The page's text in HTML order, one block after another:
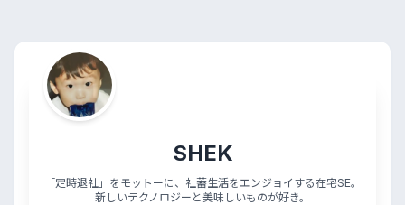
SHEK
「定時退社」をモットーに、社蓄生活をエンジョイする在宅SE。
新しいテクノロジーと美味しいものが好き。